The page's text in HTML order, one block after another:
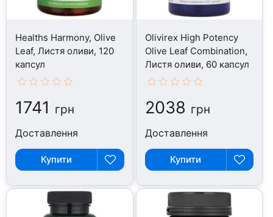
Healths Harmony, Olive
Leaf, Листя оливи, 120
капсул
1741 грн
Доставлення
Купити
Olivirex High Potency
Olive Leaf Combination,
Листя оливи, 60 капсул
2038 грн
Доставлення
Купити